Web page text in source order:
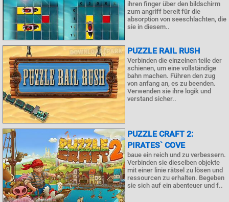
ihren finger über den bildschirm
zum angriff bereit für die
absorption von seeschlachten, die
sie in diesem..
PUZZLE RAIL RUSH
Verbinden die einzelnen teile der
schienen, um eine vollständige
bahn machen. Führen den zug
von anfang an, es zu beenden.
Verwenden sie ihre logik und
verstand sicher..
PUZZLE CRAFT 2:
PIRATES` COVE
baue ein reich und zu verbessern.
Verbinden sie dieselben objekte
mit einer linie rätsel zu lösen und
ressourcen zu erhalten. Begeben
sie sich auf ein abenteuer und f..